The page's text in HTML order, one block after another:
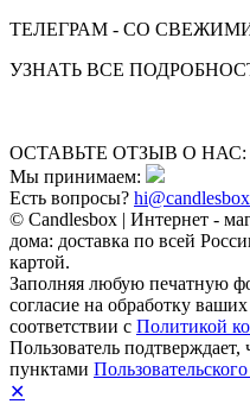
ТЕЛЕГРАМ - СО
УЗНАТЬ ВСЕ
ОСТАВЬТЕ ОТЗЫВ О НАС:
Мы принимаем:
Есть вопросы?
© Candlesbox | Интернет -
дома: доставка по всей
картой.
Заполняя любую печатную
согласие на обработку
соответствии с Политикой
Пользователь подтверждает,
пунктами
✕